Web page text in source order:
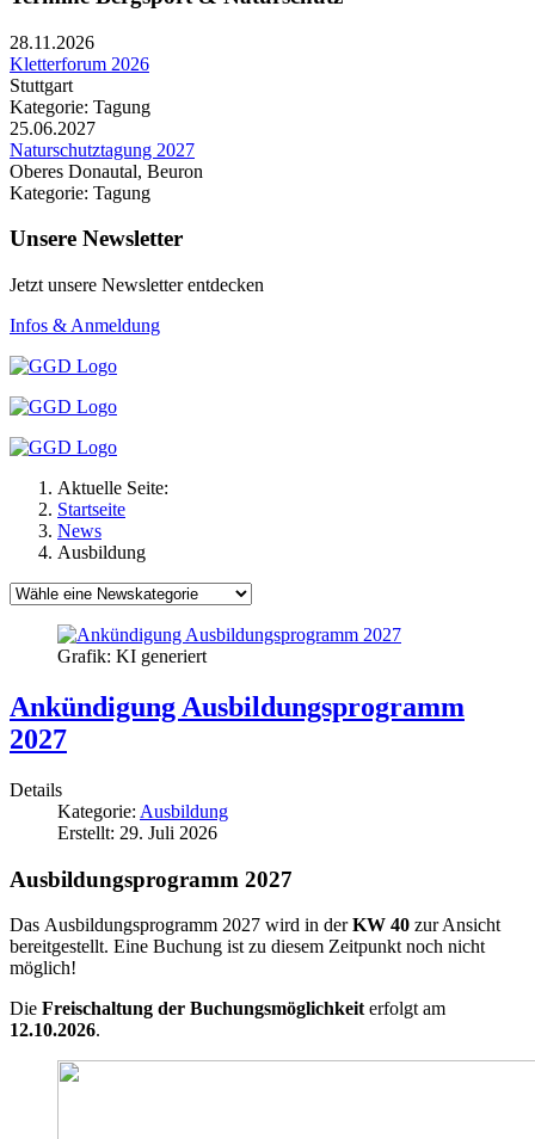
28.11.2026
Kletterforum 2026
Stuttgart
Kategorie: Tagung
25.06.2027
Naturschutztagung 2027
Oberes Donautal, Beuron
Kategorie: Tagung
Unsere Newsletter
Jetzt unsere Newsletter entdecken
Infos & Anmeldung
Aktuelle Seite:
Startseite
News
Ausbildung
Grafik: KI generiert
Ankündigung Ausbildungsprogramm
2027
Details
Kategorie: Ausbildung
Erstellt: 29. Juli 2026
Ausbildungsprogramm 2027
Das Ausbildungsprogramm 2027 wird in derKW 40 zur Ansicht
bereitgestellt. Eine Buchung ist zu diesem Zeitpunkt noch nicht
möglich!
Die Freischaltung der Buchungsmöglichkeit erfolgt am
12.10.2026.